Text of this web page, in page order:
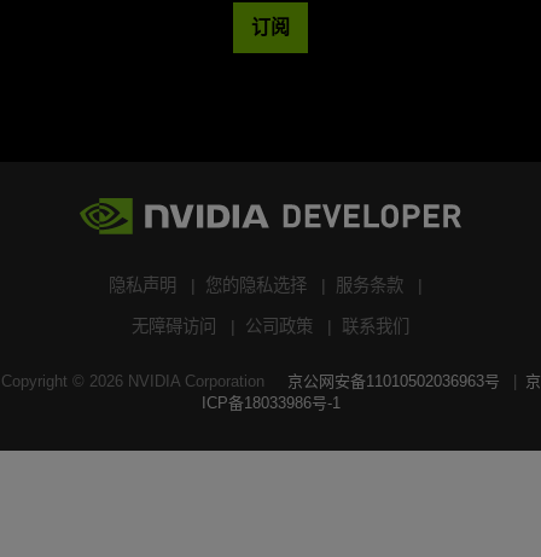
订阅
隐私声明 您的隐私选择 服务条款
无障碍访问 公司政策 联系我们
Copyright © 2026NVIDIA Corporation 京公网安备11010502036963号
京
ICP备18033986号-1